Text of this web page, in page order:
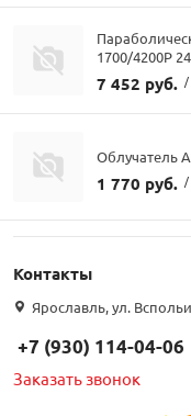
1700/4200P
7 452 руб. /
Облучатель
1 770 руб. /
Контакты
Ярославль, ул.
+7 (930) 114-04-06
Заказать звонок